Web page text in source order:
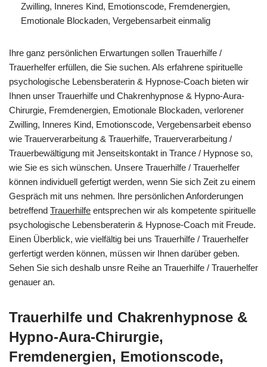
Zwilling, Inneres Kind, Emotionscode, Fremdenergien,
Emotionale Blockaden, Vergebensarbeit einmalig
Ihre ganz persönlichen Erwartungen sollen Trauerhilfe /
Trauerhelfer erfüllen, die Sie suchen. Als erfahrene spirituelle
psychologische Lebensberaterin & Hypnose-Coach bieten wir
Ihnen unser Trauerhilfe und Chakrenhypnose & Hypno-Aura-
Chirurgie, Fremdenergien, Emotionale Blockaden, verlorener
Zwilling, Inneres Kind, Emotionscode, Vergebensarbeit ebenso
wie Trauerverarbeitung & Trauerhilfe, Trauerverarbeitung /
Trauerbewältigung mit Jenseitskontakt in Trance / Hypnose so,
wie Sie es sich wünschen. Unsere Trauerhilfe / Trauerhelfer
können individuell gefertigt werden, wenn Sie sich Zeit zu einem
Gespräch mit uns nehmen. Ihre persönlichen Anforderungen
betreffend Trauerhilfe entsprechen wir als kompetente spirituelle
psychologische Lebensberaterin & Hypnose-Coach mit Freude.
Einen Überblick, wie vielfältig bei uns Trauerhilfe / Trauerhelfer
gerfertigt werden können, müssen wir Ihnen darüber geben.
Sehen Sie sich deshalb unsre Reihe an Trauerhilfe / Trauerhelfer
genauer an.
Trauerhilfe und Chakrenhypnose &
Hypno-Aura-Chirurgie,
Fremdenergien, Emotionscode,